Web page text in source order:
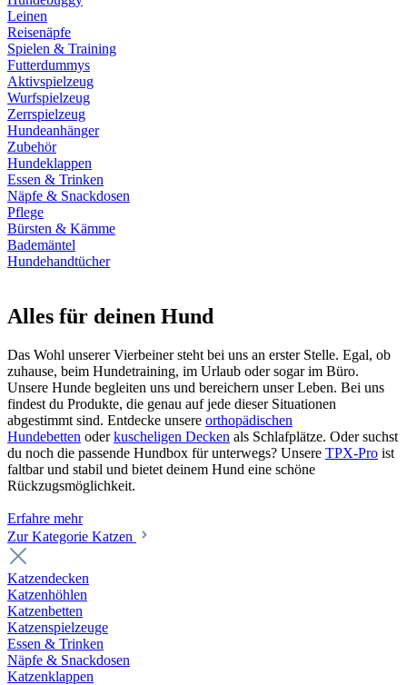
Leinen
Reisenäpfe
Spielen & Training
Futterdummys
Aktivspielzeug
Wurfspielzeug
Zerrspielzeug
Hundeanhänger
Zubehör
Hundeklappen
Essen & Trinken
Näpfe & Snackdosen
Pflege
Bürsten & Kämme
Bademäntel
Hundehandtücher
Alles für deinen Hund
Das Wohl unserer Vierbeiner steht bei uns an erster Stelle. Egal, ob
zuhause, beim Hundetraining, im Urlaub oder sogar im Büro.
Unsere Hunde begleiten uns und bereichern unser Leben. Bei uns
findest du Produkte, die genau auf jede dieser Situationen
abgestimmt sind. Entdecke unsere orthopädischen
Hundebetten oderkuscheligen Decken als Schlafplätze. Oder suchst
du noch die passende Hundbox für unterwegs? Unsere TPX-Pro ist
faltbar und stabil und bietet deinem Hund eine schöne
Rückzugsmöglichkeit.
Erfahre mehr
Zur Kategorie Katzen
Katzendecken
Katzenhöhlen
Katzenbetten
Katzenspielzeuge
Essen & Trinken
Näpfe & Snackdosen
Katzenklappen